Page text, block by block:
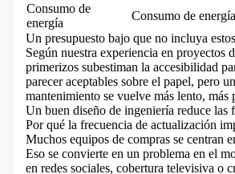
Consumo de
energía
Consumo de
Un presupuesto bajo que no incluya
Según nuestra experiencia en
primerizos subestiman la accesibilidad
parecer aceptables sobre el papel, pero
mantenimiento se vuelve más lento, más
Un buen diseño de ingeniería reduce las
Por qué la frecuencia de actualización
Muchos equipos de compras se centran
Eso se convierte en un problema en el
en redes sociales, cobertura televisiva o